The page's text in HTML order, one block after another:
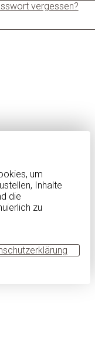
vergessen?
um
Inhalte
die
zu